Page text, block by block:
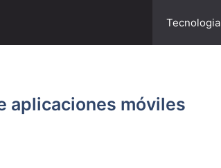
Tecnologia
aplicaciones móviles